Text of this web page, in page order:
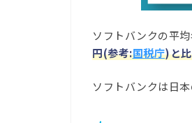
ソフトバンクの平
円(参考:国税庁)と
ソフトバンクは日